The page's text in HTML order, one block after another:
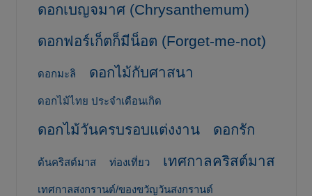
ดอกเบญจมาศ (Chrysanthemum)
ดอกฟอร์เก็ตก็มีน็อต (Forget-me-not)
ดอกมะลิ ดอกไม้กับศาสนา
ดอกไม้ไทย ประจำเดือนเกิด
ดอกไม้วันครบรอบแต่งงาน ดอกรัก
ต้นคริสต์มาส ท่องเที่ยว เทศกาลคริสต์มาส
เทศกาลสงกรานต์/ของขวัญวันสงกรานต์